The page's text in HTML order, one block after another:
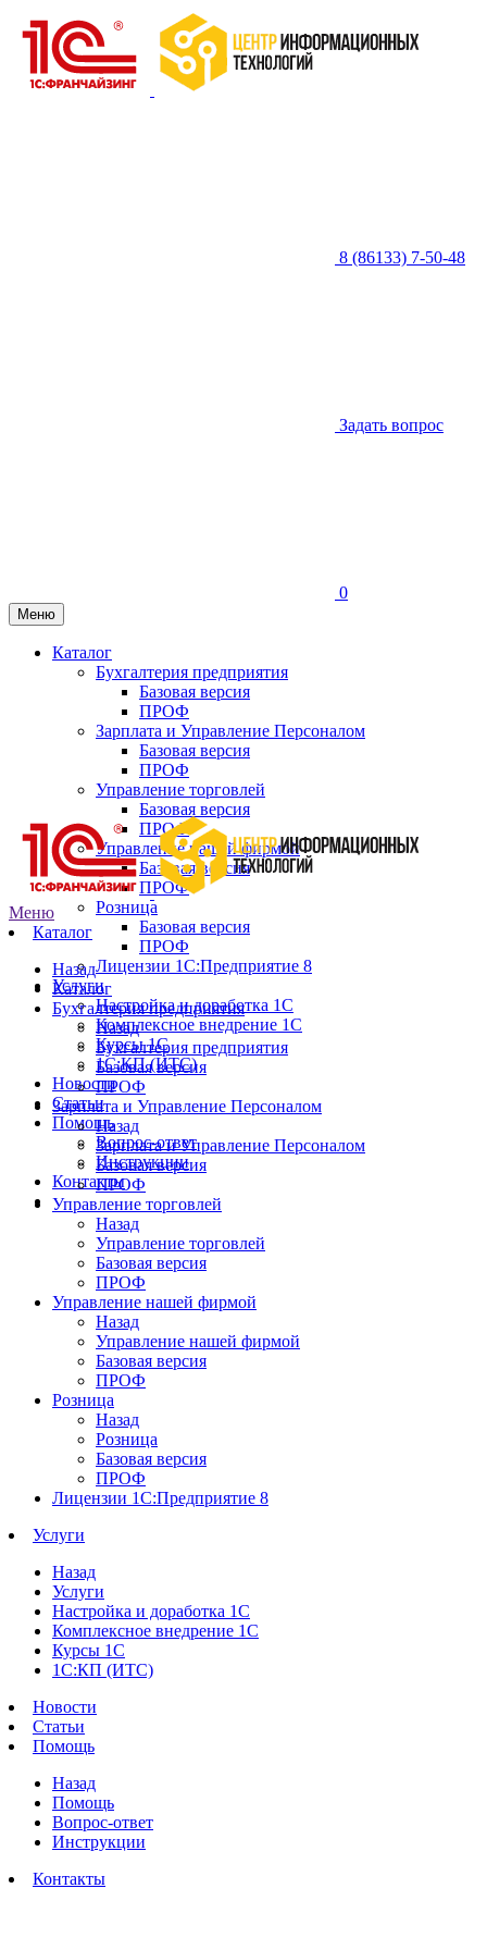
8 (86133) 7-50-48
Задать вопрос
0
Меню
Каталог
Бухгалтерия предприятия
Базовая версия
ПРОФ
Зарплата и Управление Персоналом
Базовая версия
ПРОФ
Управление торговлей
Базовая версия
ПРОФ
Управление нашей фирмой
Базовая версия
ПРОФ
Розница
Базовая версия
ПРОФ
Лицензии 1С:Предприятие 8
Услуги
Настройка и доработка 1С
Комплексное внедрение 1С
Курсы 1С
1С:КП (ИТС)
Новости
Статьи
Помощь
Вопрос-ответ
Инструкции
Контакты
Меню
Каталог
Назад
Каталог
Бухгалтерия предприятия
Назад
Бухгалтерия предприятия
Базовая версия
ПРОФ
Зарплата и Управление Персоналом
Назад
Зарплата и Управление Персоналом
Базовая версия
ПРОФ
Управление торговлей
Назад
Управление торговлей
Базовая версия
ПРОФ
Управление нашей фирмой
Назад
Управление нашей фирмой
Базовая версия
ПРОФ
Розница
Назад
Розница
Базовая версия
ПРОФ
Лицензии 1С:Предприятие 8
Услуги
Назад
Услуги
Настройка и доработка 1С
Комплексное внедрение 1С
Курсы 1С
1С:КП (ИТС)
Новости
Статьи
Помощь
Назад
Помощь
Вопрос-ответ
Инструкции
Контакты